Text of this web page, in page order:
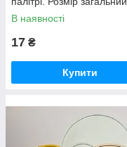
84*84*6 мм
В наявності
17 ₴
Купити